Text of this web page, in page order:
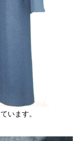
います。